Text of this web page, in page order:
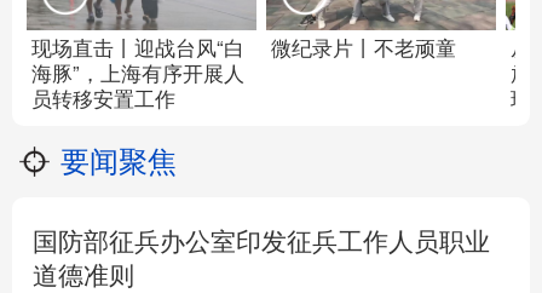
现场直击丨迎战台风“白
海豚”，上海有序开展人
员转移安置工作
微纪录片丨不老顽童
从
放
球
要闻聚焦
国防部征兵办公室印发征兵工作人员职业
道德准则